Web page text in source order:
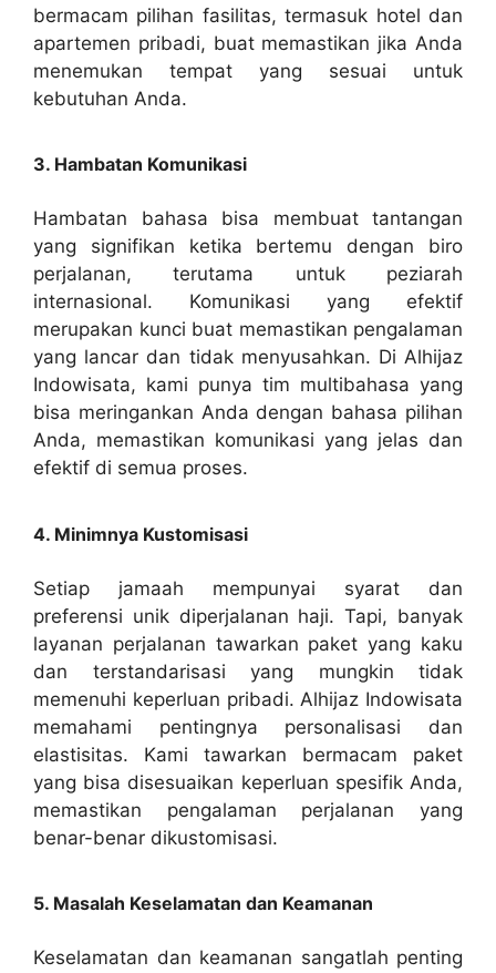
bermacam pilihan fasilitas, termasuk hotel dan
apartemen pribadi, buat memastikan jika Anda
menemukan tempat yang sesuai untuk
kebutuhan Anda.
3. Hambatan Komunikasi
Hambatan bahasa bisa membuat tantangan
yang signifikan ketika bertemu dengan biro
perjalanan, terutama untuk peziarah
internasional. Komunikasi yang efektif
merupakan kunci buat memastikan pengalaman
yang lancar dan tidak menyusahkan. Di Alhijaz
Indowisata, kami punya tim multibahasa yang
bisa meringankan Anda dengan bahasa pilihan
Anda, memastikan komunikasi yang jelas dan
efektif di semua proses.
4. Minimnya Kustomisasi
Setiap jamaah mempunyai syarat dan
preferensi unik diperjalanan haji. Tapi, banyak
layanan perjalanan tawarkan paket yang kaku
dan terstandarisasi yang mungkin tidak
memenuhi keperluan pribadi. Alhijaz Indowisata
memahami pentingnya personalisasi dan
elastisitas. Kami tawarkan bermacam paket
yang bisa disesuaikan keperluan spesifik Anda,
memastikan pengalaman perjalanan yang
benar-benar dikustomisasi.
5. Masalah Keselamatan dan Keamanan
Keselamatan dan keamanan sangatlah penting